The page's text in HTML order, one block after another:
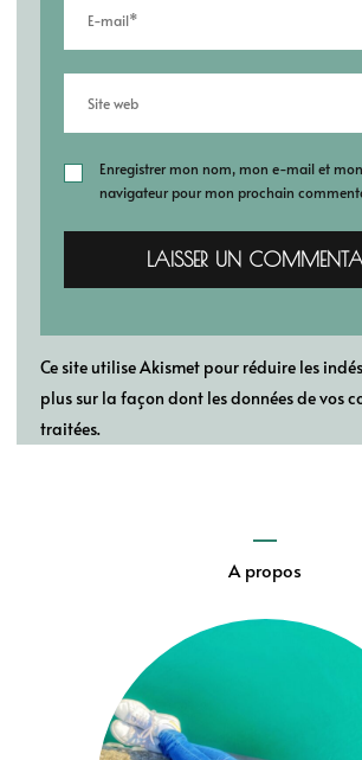
Enregistrer mon nom, mon e-mail et
navigateur pour mon prochain
Ce site utilise Akismet pour réduire les
plus sur la façon dont les données de vos
traitées.
A propos